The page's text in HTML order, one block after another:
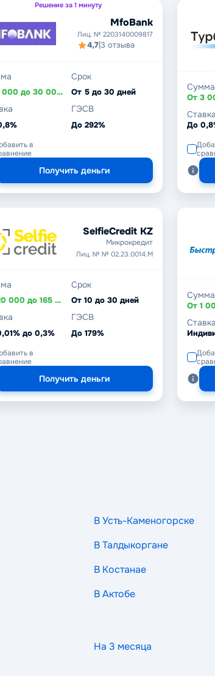
Решение за 1 минуту
MfoBank
Лиц. № 2203140009817
4,7|3 отзыва
От 1 000 до 30 000 ₽
Срок
От 5 до 30 дней
ГЭСВ
До 292%
в
Получить деньги
Сумма
Ставка
До
SelfieCredit KZ
Микрокредит
Лиц. № № 02.23.0014.М
От 20 000 до 165 000 ₸
Срок
От 10 до 30 дней
до 0,3%
ГЭСВ
До 179%
в
Получить деньги
Сумма
Ставка
В Усть-Каменогорске
В Талдыкоргане
В Костанае
В Актобе
На 3 месяца